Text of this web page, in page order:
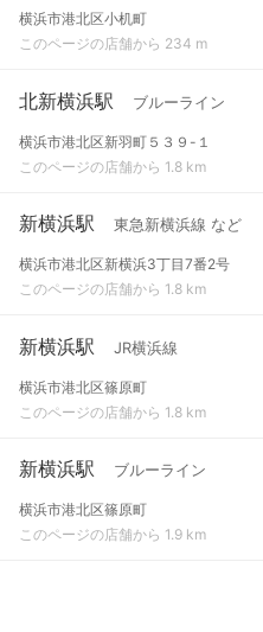
横浜市港北区小机町
このページの店舗から 234 m
北新横浜駅 ブルーライン
横浜市港北区新羽町５３９-１
このページの店舗から 1.8 km
新横浜駅 東急新横浜線 など
横浜市港北区新横浜3丁目7番2号
このページの店舗から 1.8 km
新横浜駅 JR横浜線
横浜市港北区篠原町
このページの店舗から 1.8 km
新横浜駅 ブルーライン
横浜市港北区篠原町
このページの店舗から 1.9 km